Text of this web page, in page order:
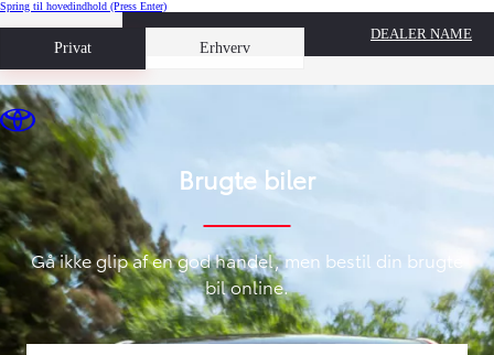
Spring til hovedindhold (Press Enter)
Privat Erhverv
Book prøvetur
DEALER NAME
Brugte biler
Gå ikke glip af en god handel, men bestil din brugte
bil online.